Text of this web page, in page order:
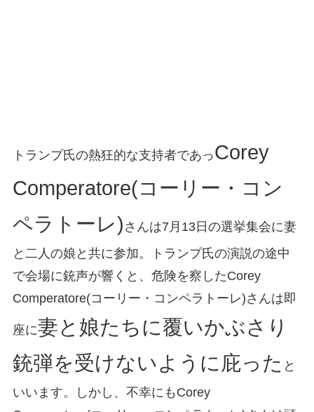
トランプ氏の熱狂的な支持者であっCorey
Comperatore(コーリー・コン
ペラトーレ) さんは7月13日の選挙集会に妻
と二人の娘と共に参加。トランプ氏の演説の途中
で会場に銃声が響くと、危険を察したCorey
Comperatore(コーリー・コンペラトーレ)さんは即
座に妻と娘たちに覆いかぶさり
銃弾を受けないように庇った と
いいます。しかし、不幸にもCorey